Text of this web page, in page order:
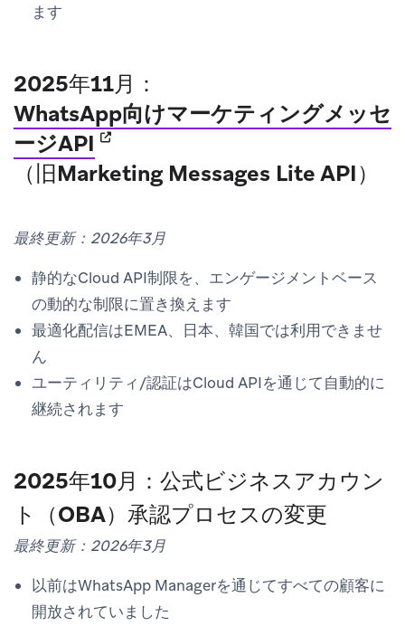
ます
2025年11月：
WhatsApp向けマーケティングメッセ
ージAPI (opens in new tab)
（旧Marketing Messages Lite API）
最終更新：2026年3月
静的なCloud API制限を、エンゲージメントベース
の動的な制限に置き換えます
最適化配信はEMEA、日本、韓国では利用できませ
ん
ユーティリティ/認証はCloud APIを通じて自動的に
継続されます
2025年10月：公式ビジネスアカウン
ト（OBA）承認プロセスの変更
最終更新：2026年3月
以前はWhatsApp Managerを通じてすべての顧客に
開放されていました